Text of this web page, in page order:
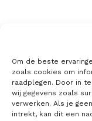
Om de beste
zoals cookies om
raadplegen. Door in
wij gegevens zoals
verwerken. Als je
intrekt, kan dit een